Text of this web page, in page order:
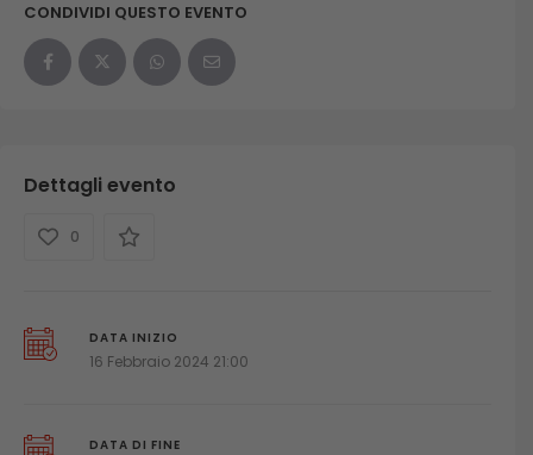
CONDIVIDI QUESTO EVENTO
Dettagli evento
0
DATA INIZIO
16 Febbraio 2024 21:00
DATA DI FINE